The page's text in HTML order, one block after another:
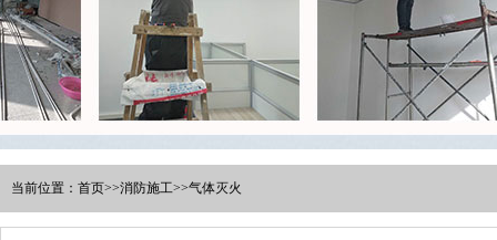
当前位置： 首页>>消防施工>>气体灭火